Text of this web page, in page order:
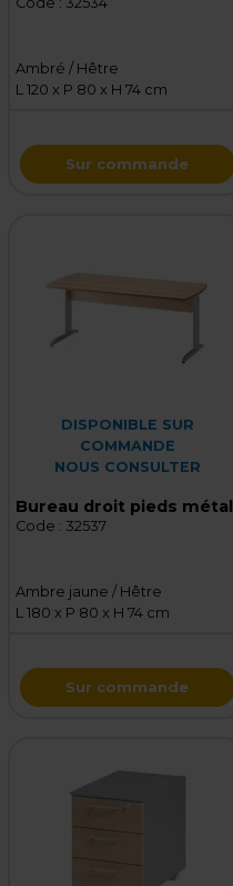
Ambré / Hêtre
L 120 x P 80 x H 74 cm
Sur commande
DISPONIBLE SUR
COMMANDE
NOUS CONSULTER
Bureau droit pieds métal
Code : 32537
Ambre jaune / Hêtre
L 180 x P 80 x H 74 cm
Sur commande